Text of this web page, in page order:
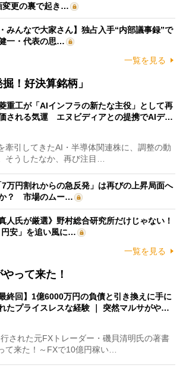
変更の裏で起き…
みんなで大家さん】独占入手“内部議事録”で
一・代表の思…
一覧を見る
！好決算銘柄」
重工が「AIインフラの新たな主役」として再
される気運 エヌビディアとの提携でAIデ…
引してきたAI・半導体関連株に、調整の動
そうしたなか、再び注目…
万円割れからの急反発」は再びの上昇局面へ
？ 市場のムー…
人氏が厳選》野村総合研究所だけじゃない！
円安」を追い風に…
一覧を見る
って来た！
最終回】1億6000万円の負債と引き換えに手に
たプライスレスな経験 ｜ 突然マルサがや…
された元FXトレーダー・磯貝清明氏の著書
て来た！～FXで10億円稼い…